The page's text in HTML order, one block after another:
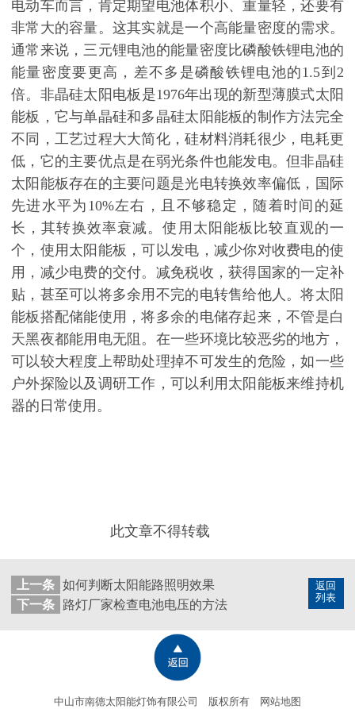
电动车而言，肯定期望电池体积小、重量轻，还要有
非常大的容量。这其实就是一个高能量密度的需求。
通常来说，三元锂电池的能量密度比磷酸铁锂电池的
能量密度要更高，差不多是磷酸铁锂电池的1.5到2
倍。非晶硅太阳电板是1976年出现的新型薄膜式太阳
能板，它与单晶硅和多晶硅太阳能板的制作方法完全
不同，工艺过程大大简化，硅材料消耗很少，电耗更
低，它的主要优点是在弱光条件也能发电。但非晶硅
太阳能板存在的主要问题是光电转换效率偏低，国际
先进水平为10%左右，且不够稳定，随着时间的延
长，其转换效率衰减。使用太阳能板比较直观的一
个，使用太阳能板，可以发电，减少你对收费电的使
用，减少电费的交付。减免税收，获得国家的一定补
贴，甚至可以将多余用不完的电转售给他人。将太阳
能板搭配储能使用，将多余的电储存起来，不管是白
天黑夜都能用电无阻。在一些环境比较恶劣的地方，
可以较大程度上帮助处理掉不可发生的危险，如一些
户外探险以及调研工作，可以利用太阳能板来维持机
器的日常使用。
此文章不得转载
返回
列表
上一条 如何判断太阳能路照明效果
下一条
路灯厂家检查电池电压的方法
中山市南德太阳能灯饰有限公司 版权所有 网站地图